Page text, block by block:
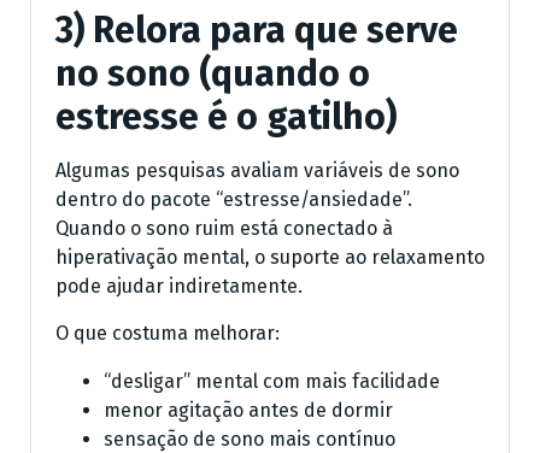
3) Relora para que serve
no sono (quando o
estresse é o gatilho)
Algumas pesquisas avaliam variáveis de sono
dentro do pacote “estresse/ansiedade”.
Quando o sono ruim está conectado à
hiperativação mental, o suporte ao relaxamento
pode ajudar indiretamente.
O que costuma melhorar:
“desligar” mental com mais facilidade
menor agitação antes de dormir
sensação de sono mais contínuo